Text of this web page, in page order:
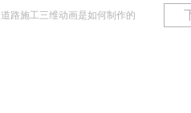
道路施工三维动画是如何制作的